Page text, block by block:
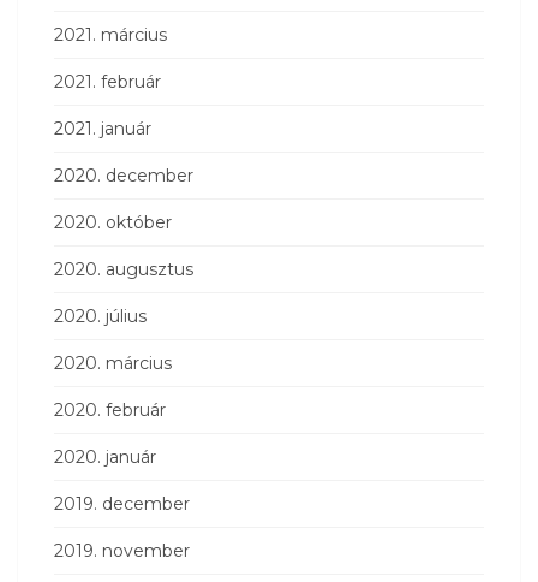
2021. március
2021. február
2021. január
2020. december
2020. október
2020. augusztus
2020. július
2020. március
2020. február
2020. január
2019. december
2019. november